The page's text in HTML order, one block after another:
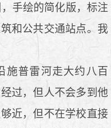
手绘的简化版，标注
和公共交通站点。我
普雷河走大约八百
过，但人不会多到他
近，但不在学校直接